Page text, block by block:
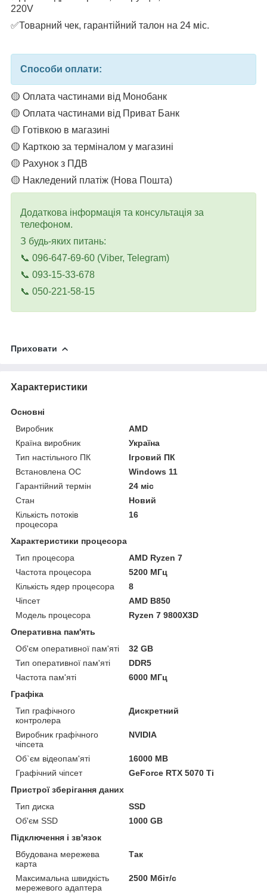
220V
✅Товарний чек, гарантійний талон на 24 міс.
Способи оплати:
🟡 Оплата частинами від Монобанк
🟡 Оплата частинами від Приват Банк
🟡 Готівкою в магазині
🟡 Карткою за терміналом у магазині
🟡 Рахунок з ПДВ
🟡 Накледений платіж (Нова Пошта)
Додаткова інформація та консультація за
телефоном.
З будь-яких питань:
📞 096-647-69-60 (Viber, Telegram)
📞 093-15-33-678
📞 050-221-58-15
Приховати
Характеристики
Основні
Виробник
AMD
Країна виробник
Україна
Тип настільного ПК
Ігровий ПК
Встановлена ОС
Windows 11
Гарантійний термін
24 міс
Стан
Новий
Кількість потоків
процесора
16
Характеристики процесора
Тип процесора
AMD Ryzen 7
Частота процесора
5200 МГц
Кількість ядер процесора
8
Чіпсет
AMD B850
Модель процесора
Ryzen 7 9800X3D
Оперативна пам'ять
Об'єм оперативної пам'яті
32 GB
Тип оперативної пам'яті
DDR5
Частота пам'яті
6000 МГц
Графіка
Тип графічного
контролера
Дискретний
Виробник графічного
чіпсета
NVIDIA
Об`єм відеопам'яті
16000 MB
Графічний чіпсет
GeForce RTX 5070 Ti
Пристрої зберігання даних
Тип диска
SSD
Об'єм SSD
1000 GB
Підключення і зв'язок
Вбудована мережева
карта
Так
Максимальна швидкість
мережевого адаптера
2500 Мбіт/c